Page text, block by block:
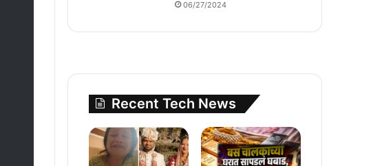
06/27/2024
Recent Tech News